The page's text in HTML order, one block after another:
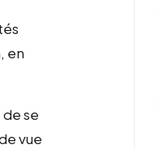
en
se
vue